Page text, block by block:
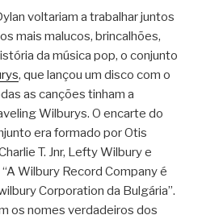
voltariam a trabalhar juntos
mais malucos, brincalhões,
da música pop, o conjunto
, que lançou um disco com o
as canções tinham a
Wilburys. O encarte do
era formado por Otis
T. Jnr, Lefty Wilbury e
Wilbury Record Company é
Corporation da Bulgária”.
os nomes verdadeiros dos